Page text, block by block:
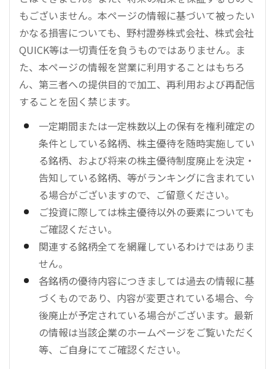
もございません。本ページの情報に基づいて被ったい
かなる損害についても、野村證券株式会社、株式会社
QUICK等は一切責任を負うものではありません。ま
た、本ページの情報を営業に利用することはもちろ
ん、第三者への提供目的で加工、再利用および再配信
することを固く禁じます。
一定期間または一定株数以上の保有を権利確定の
条件としている銘柄、株主優待を随時実施してい
る銘柄、および将来の株主優待制度廃止を決定・
告知している銘柄、等がランキングに含まれてい
る場合がございますので、ご留意ください。
ご投資に際しては株主優待以外の要素についても
ご確認ください。
関連する銘柄全てを網羅しているわけではありま
せん。
各銘柄の優待内容につきましては過去の情報に基
づくものであり、内容が変更されている場合、今
後廃止が予定されている場合がございます。最新
の情報は当該企業のホームページをご覧いただく
等、ご自身にてご確認ください。